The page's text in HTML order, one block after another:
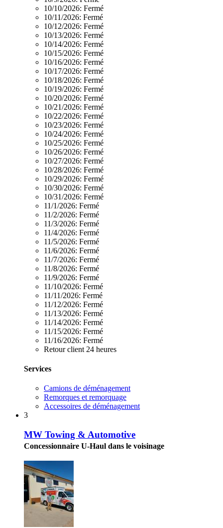
10/10/2026: Fermé
10/11/2026: Fermé
10/12/2026: Fermé
10/13/2026: Fermé
10/14/2026: Fermé
10/15/2026: Fermé
10/16/2026: Fermé
10/17/2026: Fermé
10/18/2026: Fermé
10/19/2026: Fermé
10/20/2026: Fermé
10/21/2026: Fermé
10/22/2026: Fermé
10/23/2026: Fermé
10/24/2026: Fermé
10/25/2026: Fermé
10/26/2026: Fermé
10/27/2026: Fermé
10/28/2026: Fermé
10/29/2026: Fermé
10/30/2026: Fermé
10/31/2026: Fermé
11/1/2026: Fermé
11/2/2026: Fermé
11/3/2026: Fermé
11/4/2026: Fermé
11/5/2026: Fermé
11/6/2026: Fermé
11/7/2026: Fermé
11/8/2026: Fermé
11/9/2026: Fermé
11/10/2026: Fermé
11/11/2026: Fermé
11/12/2026: Fermé
11/13/2026: Fermé
11/14/2026: Fermé
11/15/2026: Fermé
11/16/2026: Fermé
Retour client 24 heures
Services
Camions de déménagement
Remorques et remorquage
Accessoires de déménagement
3
MW Towing & Automotive
Concessionnaire U-Haul dans le voisinage